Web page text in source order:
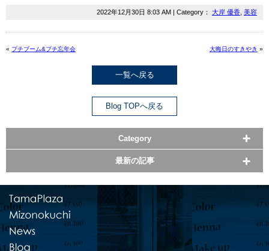
2022年12月30日 8:03 AM | Category： 大岸 優香 美容
« プチブーム&プチ忘年会 大晦日のすきやき »
一覧へ戻る
Blog TOPへ戻る
Category
最新の記事